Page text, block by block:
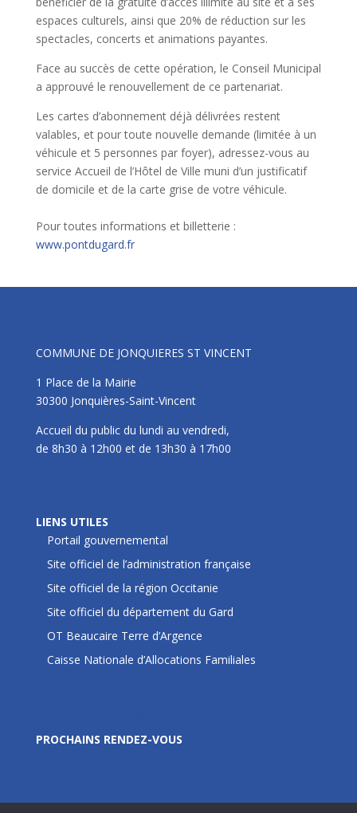
espaces culturels, ainsi que 20% de réduction sur les
spectacles, concerts et animations payantes.
Face au succès de cette opération, le Conseil Municipal
a approuvé le renouvellement de ce partenariat.
Les cartes d’abonnement déjà délivrées restent
valables, et pour toute nouvelle demande (limitée à un
véhicule et 5 personnes par foyer), adressez-vous au
service Accueil de l’Hôtel de Ville muni d’un justificatif
de domicile et de la carte grise de votre véhicule.
Pour toutes informations et billetterie :
www.pontdugard.fr
COMMUNE DE JONQUIERES ST VINCENT
1 Place de la Mairie
30300 Jonquières-Saint-Vincent
Accueil du public du lundi au vendredi,
de 8h30 à 12h00 et de 13h30 à 17h00
LIENS UTILES
Portail gouvernemental
Site officiel de l’administration française
Site officiel de la région Occitanie
Site officiel du département du Gard
OT Beaucaire Terre d’Argence
Caisse Nationale d’Allocations Familiales
PROCHAINS RENDEZ-VOUS